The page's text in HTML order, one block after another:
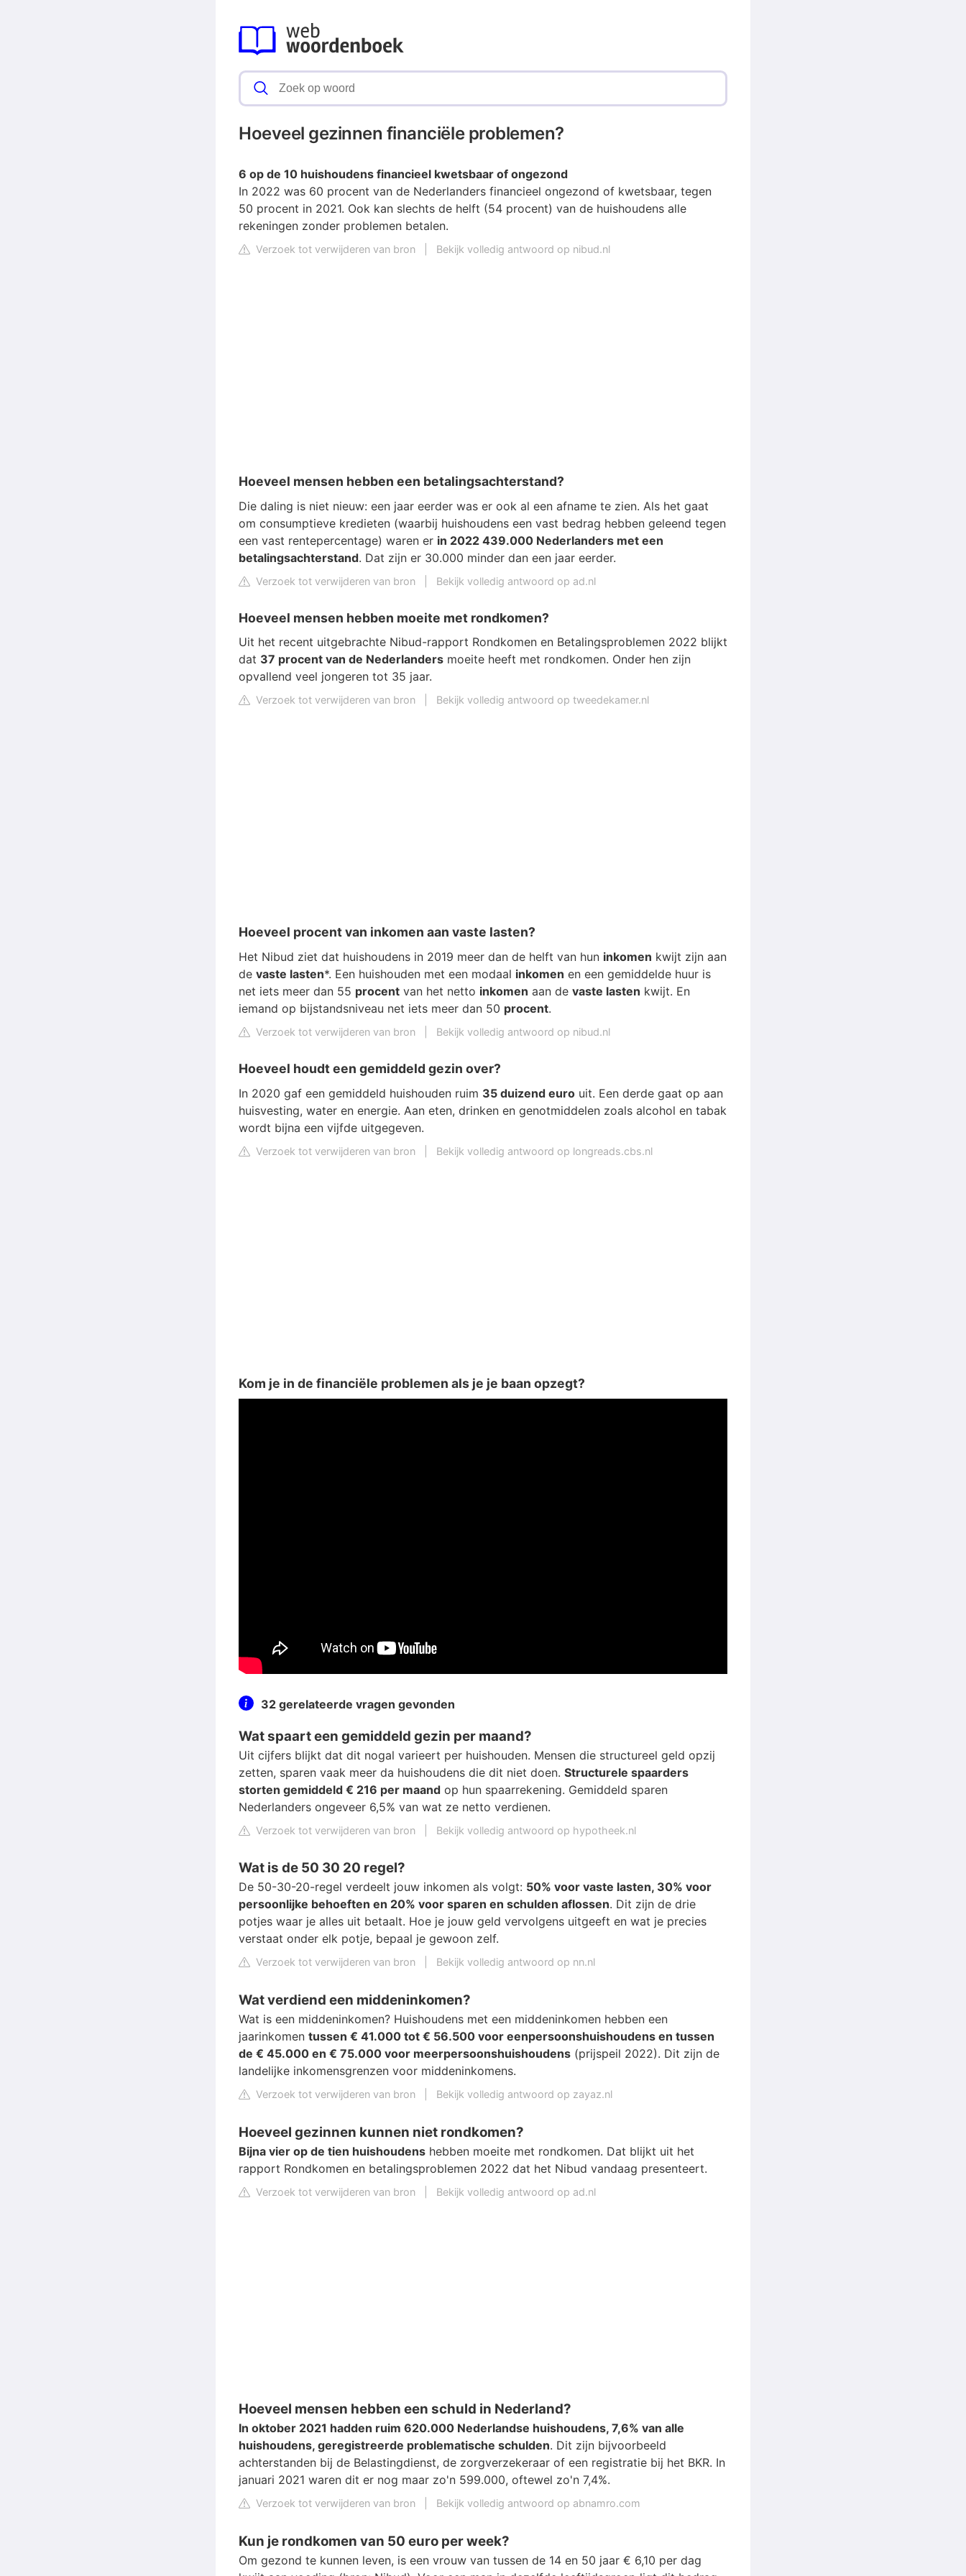
Hoeveel gezinnen financiële problemen?
6 op de 10 huishoudens financieel kwetsbaar of ongezond
In 2022 was 60 procent van de Nederlanders financieel ongezond of kwetsbaar, tegen
50 procent in 2021. Ook kan slechts de helft (54 procent) van de huishoudens alle
rekeningen zonder problemen betalen.
Verzoek tot verwijderen van bron Bekijk volledig antwoord op nibud.nl
Hoeveel mensen hebben een betalingsachterstand?
Die daling is niet nieuw: een jaar eerder was er ook al een afname te zien. Als het gaat
om consumptieve kredieten (waarbij huishoudens een vast bedrag hebben geleend tegen
een vast rentepercentage) waren er in 2022 439.000 Nederlanders met een
betalingsachterstand. Dat zijn er 30.000 minder dan een jaar eerder.
Verzoek tot verwijderen van bron Bekijk volledig antwoord op ad.nl
Hoeveel mensen hebben moeite met rondkomen?
Uit het recent uitgebrachte Nibud-rapport Rondkomen en Betalingsproblemen 2022 blijkt
dat 37 procent van de Nederlanders moeite heeft met rondkomen. Onder hen zijn
opvallend veel jongeren tot 35 jaar.
Verzoek tot verwijderen van bron Bekijk volledig antwoord op tweedekamer.nl
Hoeveel procent van inkomen aan vaste lasten?
Het Nibud ziet dat huishoudens in 2019 meer dan de helft van hun inkomen kwijt zijn aan
de vaste lasten*. Een huishouden met een modaal inkomen en een gemiddelde huur is
net iets meer dan 55 procent van het netto inkomen aan de vaste lasten kwijt. En
iemand op bijstandsniveau net iets meer dan 50 procent.
Verzoek tot verwijderen van bron Bekijk volledig antwoord op nibud.nl
Hoeveel houdt een gemiddeld gezin over?
In 2020 gaf een gemiddeld huishouden ruim 35 duizend euro uit. Een derde gaat op aan
huisvesting, water en energie. Aan eten, drinken en genotmiddelen zoals alcohol en tabak
wordt bijna een vijfde uitgegeven.
Verzoek tot verwijderen van bron Bekijk volledig antwoord op longreads.cbs.nl
Kom je in de financiële problemen als je je baan opzegt?
32 gerelateerde vragen gevonden
Wat spaart een gemiddeld gezin per maand?
Uit cijfers blijkt dat dit nogal varieert per huishouden. Mensen die structureel geld opzij
zetten, sparen vaak meer da huishoudens die dit niet doen. Structurele spaarders
storten gemiddeld € 216 per maand op hun spaarrekening. Gemiddeld sparen
Nederlanders ongeveer 6,5% van wat ze netto verdienen.
Verzoek tot verwijderen van bron Bekijk volledig antwoord op hypotheek.nl
Wat is de 50 30 20 regel?
De 50-30-20-regel verdeelt jouw inkomen als volgt: 50% voor vaste lasten, 30% voor
persoonlijke behoeften en 20% voor sparen en schulden aflossen. Dit zijn de drie
potjes waar je alles uit betaalt. Hoe je jouw geld vervolgens uitgeeft en wat je precies
verstaat onder elk potje, bepaal je gewoon zelf.
Verzoek tot verwijderen van bron Bekijk volledig antwoord op nn.nl
Wat verdiend een middeninkomen?
Wat is een middeninkomen? Huishoudens met een middeninkomen hebben een
jaarinkomen tussen € 41.000 tot € 56.500 voor eenpersoonshuishoudens en tussen
de € 45.000 en € 75.000 voor meerpersoonshuishoudens (prijspeil 2022). Dit zijn de
landelijke inkomensgrenzen voor middeninkomens.
Verzoek tot verwijderen van bron Bekijk volledig antwoord op zayaz.nl
Hoeveel gezinnen kunnen niet rondkomen?
Bijna vier op de tien huishoudens hebben moeite met rondkomen. Dat blijkt uit het
rapport Rondkomen en betalingsproblemen 2022 dat het Nibud vandaag presenteert.
Verzoek tot verwijderen van bron Bekijk volledig antwoord op ad.nl
Hoeveel mensen hebben een schuld in Nederland?
In oktober 2021 hadden ruim 620.000 Nederlandse huishoudens, 7,6% van alle
huishoudens, geregistreerde problematische schulden. Dit zijn bijvoorbeeld
achterstanden bij de Belastingdienst, de zorgverzekeraar of een registratie bij het BKR. In
januari 2021 waren dit er nog maar zo'n 599.000, oftewel zo'n 7,4%.
Verzoek tot verwijderen van bron Bekijk volledig antwoord op abnamro.com
Kun je rondkomen van 50 euro per week?
Om gezond te kunnen leven, is een vrouw van tussen de 14 en 50 jaar € 6,10 per dag